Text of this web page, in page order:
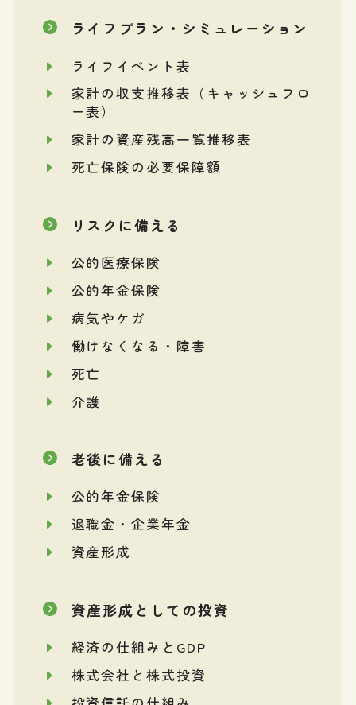
ライフプラン・シミュレーション
ライフイベント表
家計の収支推移表（キャッシュフロ
ー表）
家計の資産残高一覧推移表
死亡保険の必要保障額
リスクに備える
公的医療保険
公的年金保険
病気やケガ
働けなくなる・障害
死亡
介護
老後に備える
公的年金保険
退職金・企業年金
資産形成
資産形成としての投資
経済の仕組みとGDP
株式会社と株式投資